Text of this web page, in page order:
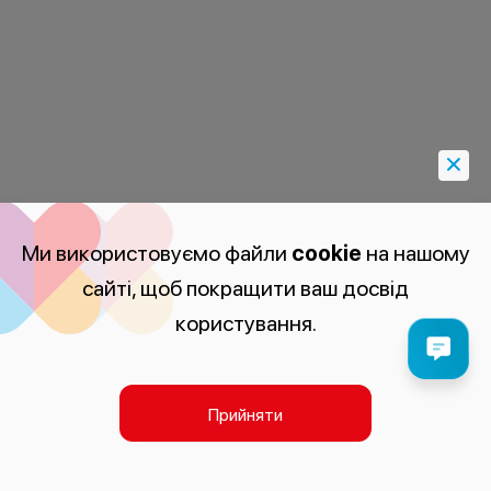
Ми використовуємо файли cookie на нашому
сайті, щоб покращити ваш досвід
користування.
Прийняти